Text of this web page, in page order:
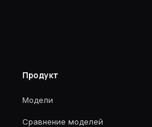
Продукт
Модели
Сравнение моделей